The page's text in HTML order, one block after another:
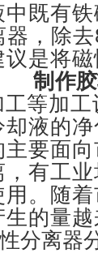
既有
，除
是将
制作
等加
液的
要面
有工
。随
的量
分离器